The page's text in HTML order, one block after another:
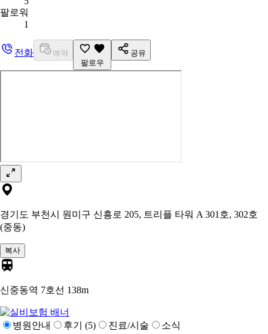
팔로워
1
전화
예약
팔로우
공유
경기도 부천시 원미구 신흥로 205, 트리플 타워 A 301호, 302호
(중동)
복사
신중동역 7호선 138m
병원안내 후기 (5) 진료/시술 소식